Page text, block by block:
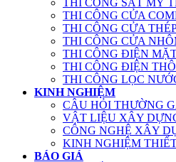
THI CÔNG SẮT MỸ
THI CÔNG CỬA
THI CÔNG CỬA
THI CÔNG CỬA
THI CÔNG ĐIỆN
THI CÔNG ĐIỆN
THI CÔNG LỌC
KINH NGHIỆM
CÂU HỎI THƯỜNG
VẬT LIỆU XÂY
CÔNG NGHỆ XÂY
KINH NGHIỆM
BÁO GIÁ